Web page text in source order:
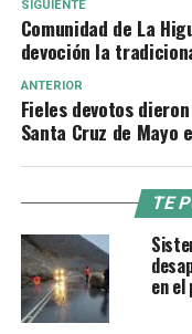
SIGUIENTE
Comunidad de La
devoción la
ANTERIOR
Fieles devotos
Santa Cruz de Mayo
TE
en el